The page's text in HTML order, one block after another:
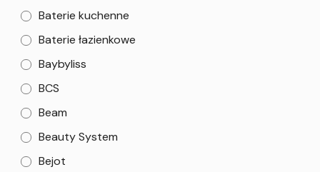
Baterie kuchenne
Baterie łazienkowe
Baybyliss
BCS
Beam
Beauty System
Bejot